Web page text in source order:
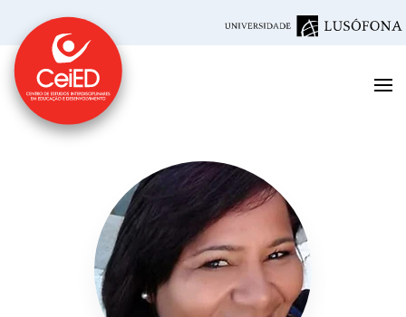
Saltar para o conteúdo principal